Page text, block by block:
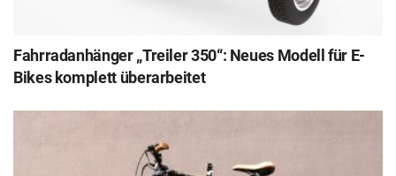
Fahrradanhänger „Treiler 350“: Neues Modell für E-
Bikes komplett überarbeitet